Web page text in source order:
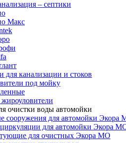
– септики
Макс
для канализации и стоков
под мойку
очистки воды автомойки
сооружения для автомойки Экора
для автомойки Экора
для очистных Экора МО